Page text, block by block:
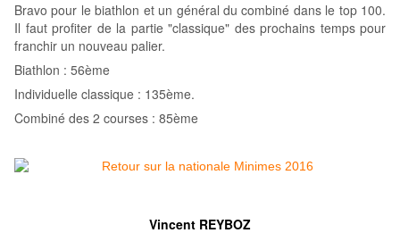
Bravo pour le biathlon et un général du combiné dans le top 100.
Il faut profiter de la partie "classique" des prochains temps pour
franchir un nouveau palier.
Biathlon : 56ème
Individuelle classique : 135ème.
Combiné des 2 courses : 85ème
Vincent REYBOZ